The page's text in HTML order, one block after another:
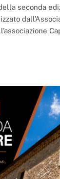
seconda